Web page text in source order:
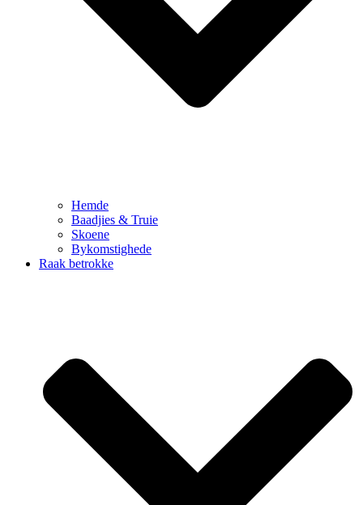
Hemde
Baadjies & Truie
Skoene
Bykomstighede
Raak betrokke